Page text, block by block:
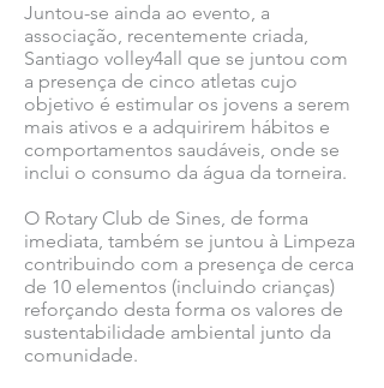
Juntou-se ainda ao evento, a
associação, recentemente criada,
Santiago volley4all que se juntou com
a presença de cinco atletas cujo
objetivo é estimular os jovens a serem
mais ativos e a adquirirem hábitos e
comportamentos saudáveis, onde se
inclui o consumo da água da torneira.
O Rotary Club de Sines, de forma
imediata, também se juntou à Limpeza
contribuindo com a presença de cerca
de 10 elementos (incluindo crianças)
reforçando desta forma os valores de
sustentabilidade ambiental junto da
comunidade.